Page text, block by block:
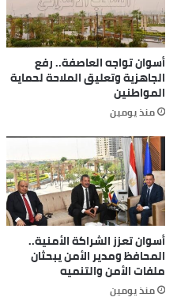
أسوان تواجه العاصفة.. رفع
الجاهزية وتعليق الملاحة لحماية
المواطنين
منذ يومين
أسوان تعزز الشراكة الأمنية..
المحافظ ومدير الأمن يبحثان
ملفات الأمن والتنميه
منذ يومين